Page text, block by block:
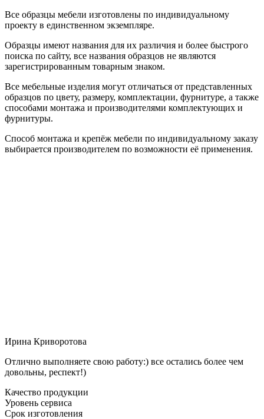
Все образцы мебели изготовлены по индивидуальному
проекту в единственном экземпляре.
Образцы имеют названия для их различия и более быстрого
поиска по сайту, все названия образцов не являются
зарегистрированным товарным знаком.
Все мебельные изделия могут отличаться от представленных
образцов по цвету, размеру, комплектации, фурнитуре, а также
способами монтажа и производителями комплектующих и
фурнитуры.
Способ монтажа и крепёж мебели по индивидуальному заказу
выбирается производителем по возможности её применения.
Ирина Криворотова
Отлично выполняете свою работу:) все остались более чем
довольны, респект!)
Качество продукции
Уровень сервиса
Срок изготовления